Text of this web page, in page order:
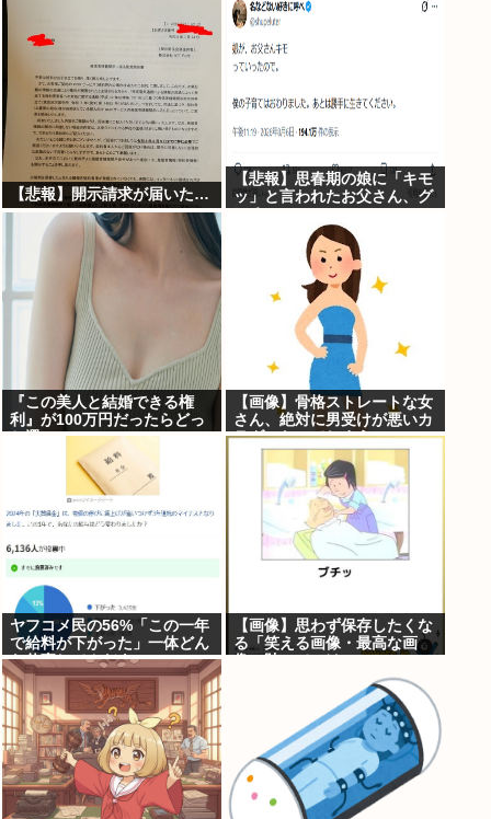
【悲報】開示請求が届いた…
【悲報】思春期の娘に「キモ
ッ」と言われたお父さん、グ
『この美人と結婚できる権
利』が100万円だったらどっ
ち選ぶwww
【画像】骨格ストレートな女
さん、絶対に男受けが悪いカ
ラダになってしまうｗｗｗ
ヤフコメ民の56%「この一年
で給料が下がった」一体どん
な仕事してんだよこいつ
ら！？
【画像】思わず保存したくな
る「笑える画像・最高な画